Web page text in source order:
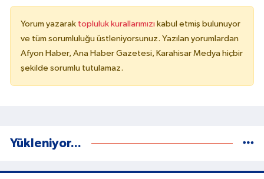
Yorum yazarak topluluk kurallarımızı kabul etmiş bulunuyor
ve tüm sorumluluğu üstleniyorsunuz. Yazılan yorumlardan
Afyon Haber, Ana Haber Gazetesi, Karahisar Medya hiçbir
şekilde sorumlu tutulamaz.
Yükleniyor...